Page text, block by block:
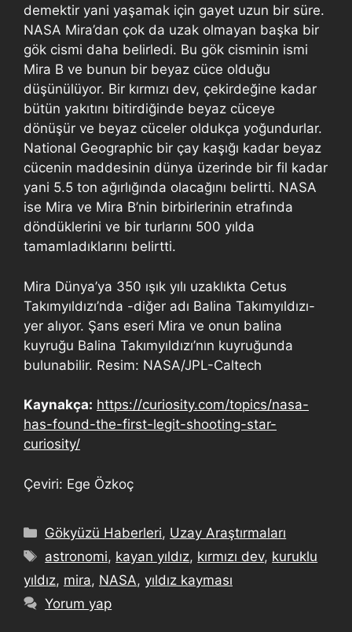
demektir yani yaşamak için gayet uzun bir süre.
NASA Mira’dan çok da uzak olmayan başka bir
gök cismi daha belirledi. Bu gök cisminin ismi
Mira B ve bunun bir beyaz cüce olduğu
düşünülüyor. Bir kırmızı dev, çekirdeğine kadar
bütün yakıtını bitirdiğinde beyaz cüceye
dönüşür ve beyaz cüceler oldukça yoğundurlar.
National Geographic bir çay kaşığı kadar beyaz
cücenin maddesinin dünya üzerinde bir fil kadar
yani 5.5 ton ağırlığında olacağını belirtti. NASA
ise Mira ve Mira B’nin birbirlerinin etrafında
döndüklerini ve bir turlarını 500 yılda
tamamladıklarını belirtti.
Mira Dünya’ya 350 ışık yılı uzaklıkta Cetus
Takımyıldızı’nda -diğer adı Balina Takımyıldızı-
yer alıyor. Şans eseri Mira ve onun balina
kuyruğu Balina Takımyıldızı’nın kuyruğunda
bulunabilir. Resim: NASA/JPL-Caltech
Kaynakça: https://curiosity.com/topics/nasa-
has-found-the-first-legit-shooting-star-
curiosity/
Çeviri: Ege Özkoç
Gökyüzü Haberleri, Uzay Araştırmaları
astronomi, kayan yıldız, kırmızı dev, kuruklu
yıldız, mira, NASA, yıldız kayması
Yorum yap